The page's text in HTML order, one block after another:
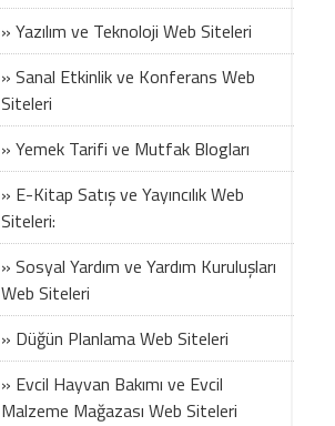
» Yazılım ve Teknoloji Web Siteleri
» Sanal Etkinlik ve Konferans Web
Siteleri
» Yemek Tarifi ve Mutfak Blogları
» E-Kitap Satış ve Yayıncılık Web
Siteleri:
» Sosyal Yardım ve Yardım Kuruluşları
Web Siteleri
» Düğün Planlama Web Siteleri
» Evcil Hayvan Bakımı ve Evcil
Malzeme Mağazası Web Siteleri